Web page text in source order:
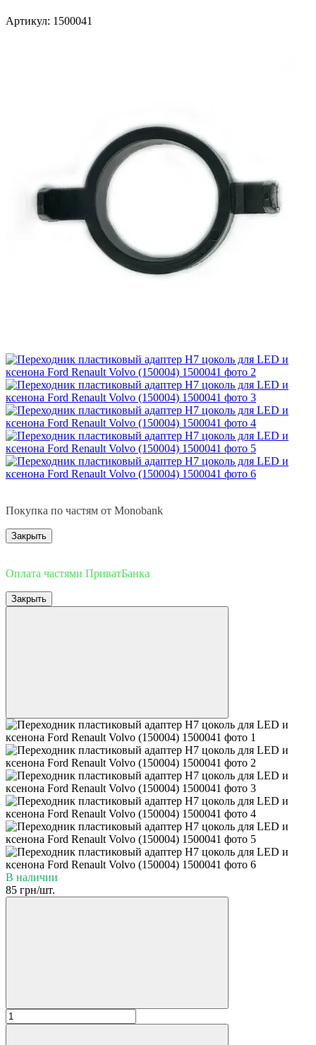
Артикул: 1500041
Покупка по частям от Monobank
Закрыть
Оплата частями ПриватБанка
Закрыть
В наличии
85 грн/шт.